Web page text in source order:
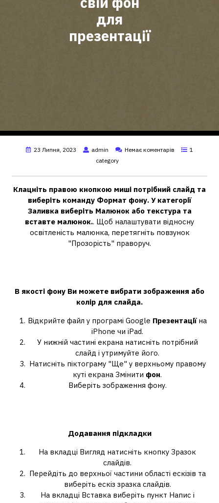
для
презентації
23 Липня, 2023 admin Немає коментарів
1
category
Клацніть правою кнопкою миші потрібний слайд та
виберіть команду Формат фону. У категорії
Заливка виберіть Малюнок або текстура та
вставте малюнок.. Щоб налаштувати відносну
освітленість малюнка, перетягніть повзунок
"Прозорість" праворуч.
В якості фону Ви можете вибрати зображення або
колір для слайда.
Відкрийте файл у програмі Google Презентаціїна
iPhone чи iPad.
У нижній частині екрана натисніть потрібний
слайд і утримуйте його.
Натисніть піктограму "Ще" у верхньому правому
куті екрана Змінити фон.
Виберіть зображення фону.
Додавання підкладки
На вкладці Вигляд натисніть кнопку Зразок
слайдів.
Перейдіть до верхньої частини області ескізів та
виберіть ескіз зразка слайдів.
На вкладці Вставка виберіть пункт Напис і